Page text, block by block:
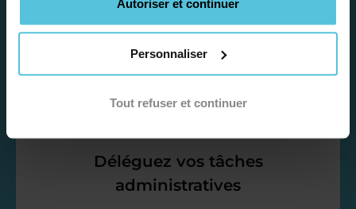
Autoriser et continuer
Personnaliser
Tout refuser et continuer
emploi du temps en fonction de votre profil,
vos disponibilités et votre flexibilité.
Déléguez vos tâches
administratives